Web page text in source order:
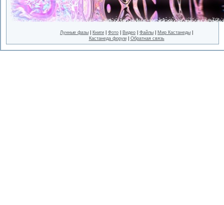
Лунные фазы Книги Фото Видео Файлы Мир Кастанеды
Кастанеда форум| Обратная связь